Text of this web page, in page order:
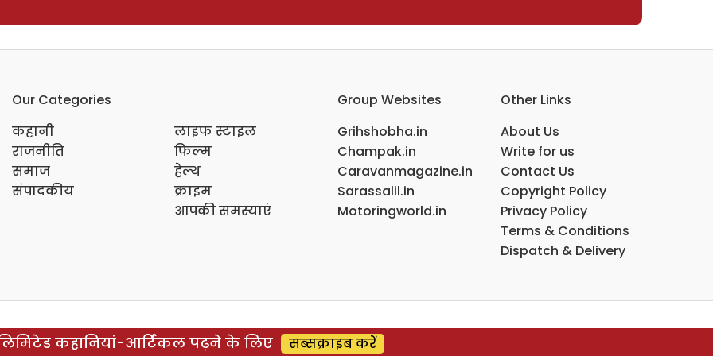
Our Categories
कहानी
राजनीति
समाज
संपादकीय
लाइफ स्टाइल
फिल्म
हेल्थ
क्राइम
आपकी समस्याएं
Group Websites
Grihshobha.in
Champak.in
Caravanmagazine.in
Sarassalil.in
Motoringworld.in
Other Links
About Us
Write for us
Contact Us
Copyright Policy
Privacy Policy
Terms & Conditions
Dispatch & Delivery
कहानियां-आर्टिकल पढ़ने के लिए सब्सक्राइब करें